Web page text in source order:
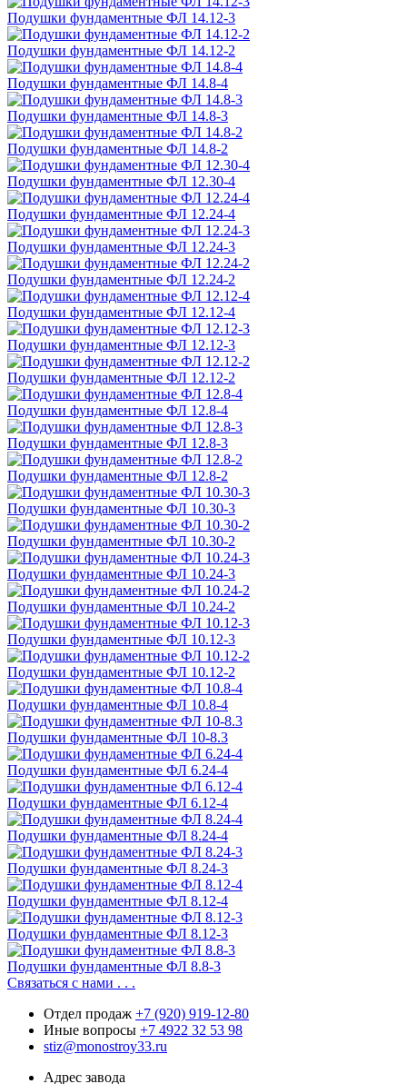
Подушки фундаментные ФЛ 14.12-3
Подушки фундаментные ФЛ 14.12-2
Подушки фундаментные ФЛ 14.8-4
Подушки фундаментные ФЛ 14.8-3
Подушки фундаментные ФЛ 14.8-2
Подушки фундаментные ФЛ 12.30-4
Подушки фундаментные ФЛ 12.24-4
Подушки фундаментные ФЛ 12.24-3
Подушки фундаментные ФЛ 12.24-2
Подушки фундаментные ФЛ 12.12-4
Подушки фундаментные ФЛ 12.12-3
Подушки фундаментные ФЛ 12.12-2
Подушки фундаментные ФЛ 12.8-4
Подушки фундаментные ФЛ 12.8-3
Подушки фундаментные ФЛ 12.8-2
Подушки фундаментные ФЛ 10.30-3
Подушки фундаментные ФЛ 10.30-2
Подушки фундаментные ФЛ 10.24-3
Подушки фундаментные ФЛ 10.24-2
Подушки фундаментные ФЛ 10.12-3
Подушки фундаментные ФЛ 10.12-2
Подушки фундаментные ФЛ 10.8-4
Подушки фундаментные ФЛ 10-8.3
Подушки фундаментные ФЛ 6.24-4
Подушки фундаментные ФЛ 6.12-4
Подушки фундаментные ФЛ 8.24-4
Подушки фундаментные ФЛ 8.24-3
Подушки фундаментные ФЛ 8.12-4
Подушки фундаментные ФЛ 8.12-3
Подушки фундаментные ФЛ 8.8-3
Связаться с нами . . .
Отдел продаж +7 (920) 919-12-80
Иные вопросы +7 4922 32 53 98
stiz@monostroy33.ru
Адрес завода